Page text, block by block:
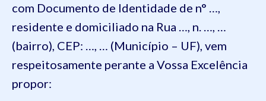
com Documento de Identidade de n° …,
residente e domiciliado na Rua …, n. …, …
(bairro), CEP: …, … (Município – UF), vem
respeitosamente perante a Vossa Excelência
propor: